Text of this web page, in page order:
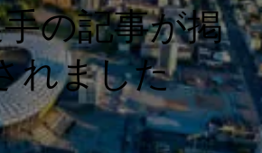
の記事が掲
れました